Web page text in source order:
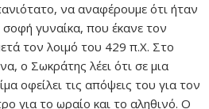
να αναφέρουμε ότι ήταν
σοφή γυναίκα, που έκανε τον
τον λοιμό του 429 π.Χ. Στο
ο Σωκράτης λέει ότι σε μια
οφείλει τις απόψεις του για τον
για το ωραίο και το αληθινό. Ο